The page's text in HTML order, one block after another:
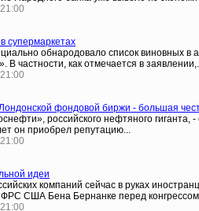
супермаркетах
обнародовало список виновных
В частности, как отмечается в
фондовой биржи - большая
российского нефтяного
он приобрел репутацию...
идеи
компаний сейчас в руках
ФРС США Бена Бернанке перед